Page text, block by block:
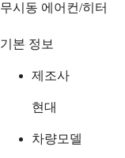
무시동 에어컨/히터
기본 정보
제조사
현대
차량모델